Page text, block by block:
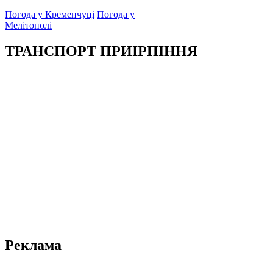
Погода у Кременчуці Погода у
Мелітополі
ТРАНСПОРТ ПРИІРПІННЯ
Реклама